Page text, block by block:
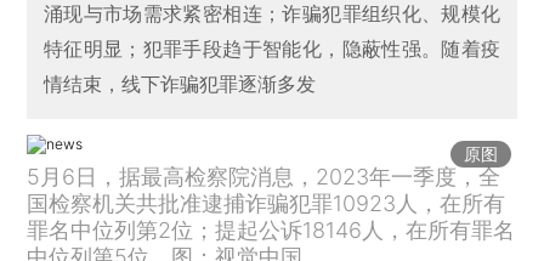
涌现与市场需求紧密相连；诈骗犯罪组织化、规模化
特征明显；犯罪手段趋于智能化，隐蔽性强。随着疫
情结束，线下诈骗犯罪逐渐多发
原图
5月6日，据最高检察院消息，2023年一季度，全
国检察机关共批准逮捕诈骗犯罪10923人，在所有
罪名中位列第2位；提起公诉18146人，在所有罪名